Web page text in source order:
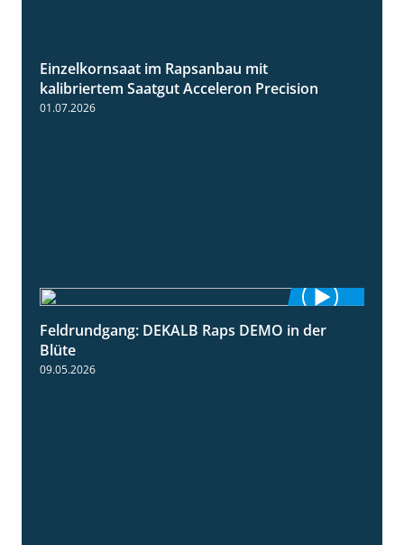
Einzelkornsaat im Rapsanbau mit
kalibriertem Saatgut Acceleron Precision
01.07.2026
2:37
Feldrundgang: DEKALB Raps DEMO in der
Blüte
09.05.2026